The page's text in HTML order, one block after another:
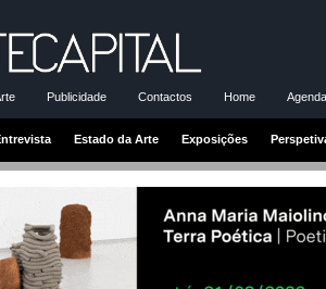
Publicidade Contactos Home
Estado da Arte Exposições